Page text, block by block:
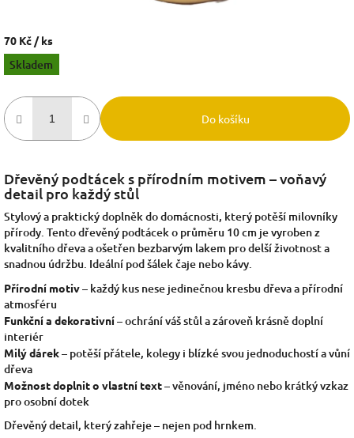
70 Kč / ks
Měrná
cena:
Skladem
Do košíku
Dřevěný podtácek s přírodním motivem – voňavý
detail pro každý stůl
Stylový a praktický doplněk do domácnosti, který potěší milovníky
přírody. Tento dřevěný podtácek o průměru 10 cm je vyroben z
kvalitního dřeva a ošetřen bezbarvým lakem pro delší životnost a
snadnou údržbu. Ideální pod šálek čaje nebo kávy.
Přírodní motiv– každý kus nese jedinečnou kresbu dřeva a přírodní
atmosféru
Funkční a dekorativní– ochrání váš stůl a zároveň krásně doplní
interiér
Milý dárek– potěší přátele, kolegy i blízké svou jednoduchostí a vůní
dřeva
Možnost doplnit o vlastní text– věnování, jméno nebo krátký vzkaz
pro osobní dotek
Dřevěný detail, který zahřeje – nejen pod hrnkem.